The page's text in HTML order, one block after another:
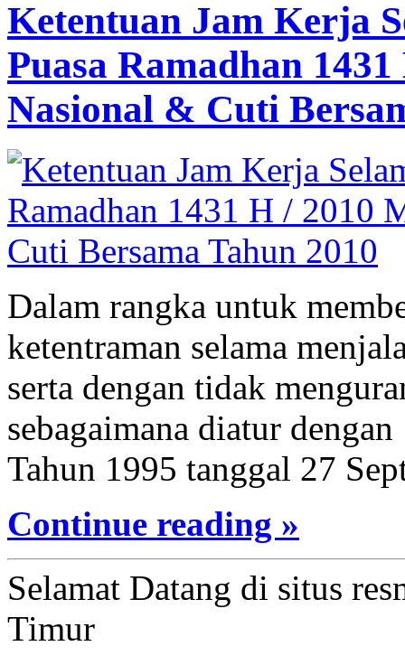
Ketentuan Jam Kerja
Puasa Ramadhan
Nasional & Cuti
Dalam rangka untuk
ketentraman selama
serta dengan tidak
sebagaimana diatur
Tahun 1995 tanggal 27
Continue reading »
Selamat Datang di situs
Timur